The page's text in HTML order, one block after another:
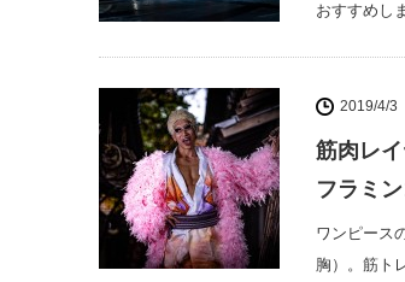
おすすめし
2019/4/3
筋肉レ
フラミ
ワンピース
胸）。筋ト